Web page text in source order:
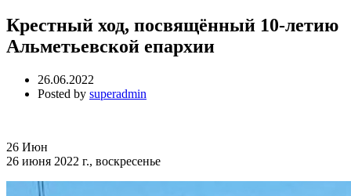
Крестный ход, посвящённый 10-летию
Альметьевской епархии
26.06.2022
Posted by superadmin
26 Июн
26 июня 2022 г., воскресенье